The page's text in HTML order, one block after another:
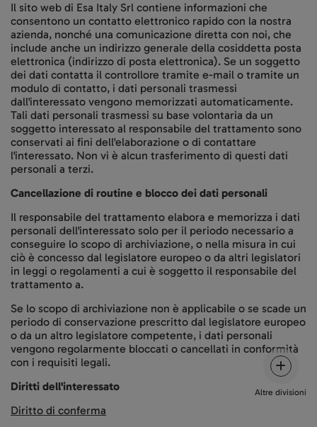
Il sito web di Esa Italy Srl contiene informazioni che
consentono un contatto elettronico rapido con la nostra
azienda, nonché una comunicazione diretta con noi, che
include anche un indirizzo generale della cosiddetta posta
elettronica (indirizzo di posta elettronica). Se un soggetto
dei dati contatta il controllore tramite e-mail o tramite un
modulo di contatto, i dati personali trasmessi
dall'interessato vengono memorizzati automaticamente.
Tali dati personali trasmessi su base volontaria da un
soggetto interessato al responsabile del trattamento sono
conservati ai fini dell'elaborazione o di contattare
l'interessato. Non vi è alcun trasferimento di questi dati
personali a terzi.
Cancellazione di routine e blocco dei dati personali
Il responsabile del trattamento elabora e memorizza i dati
personali dell'interessato solo per il periodo necessario a
conseguire lo scopo di archiviazione, o nella misura in cui
ciò è concesso dal legislatore europeo o da altri legislatori
in leggi o regolamenti a cui è soggetto il responsabile del
trattamento a.
Se lo scopo di archiviazione non è applicabile o se scade un
periodo di conservazione prescritto dal legislatore europeo
o da un altro legislatore competente, i dati personali
vengono regolarmente bloccati o cancellati in conformità
con i requisiti legali.
Diritti dell'interessato
Diritto di conferma
Altre divisioni